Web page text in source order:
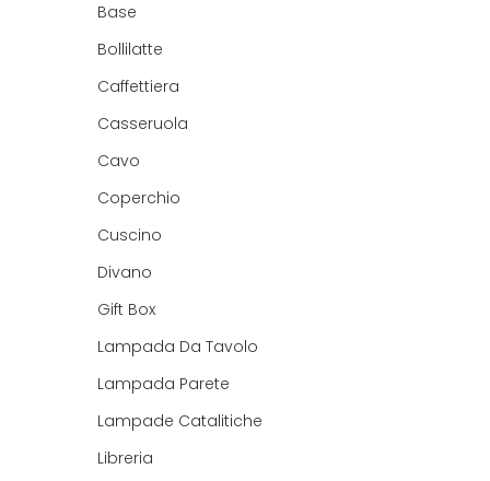
Base
Bollilatte
Caffettiera
Casseruola
Cavo
Coperchio
Cuscino
Divano
Gift Box
Lampada Da Tavolo
Lampada Parete
Lampade Catalitiche
Libreria